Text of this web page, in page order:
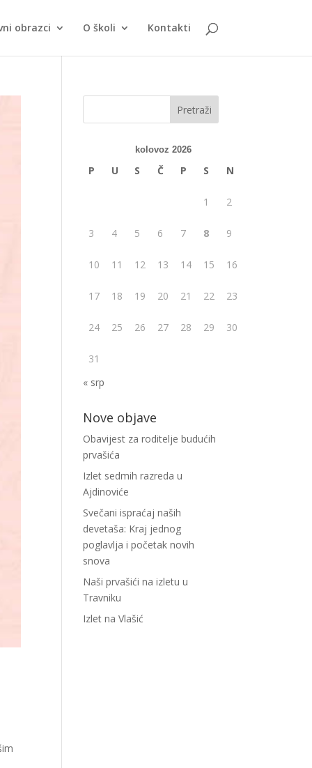
obrazci O školi Kontakti
kolovoz 2026
P U S Č P S N
1 2
3 4 5 6 7 8 9
10 11 12 13 14 15 16
17 18 19 20 21 22 23
24 25 26 27 28 29 30
31
« srp
Nove objave
Obavijest za roditelje budućih
prvašića
Izlet sedmih razreda u
Ajdinoviće
Svečani ispraćaj naših
devetaša: Kraj jednog
poglavlja i početak novih
snova
Naši prvašići na izletu u
Travniku
Izlet na Vlašić